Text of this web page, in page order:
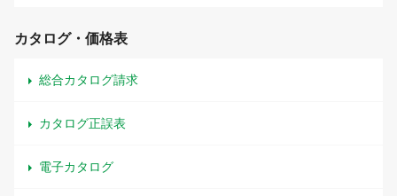
カタログ・価格表
総合カタログ請求
カタログ正誤表
電子カタログ